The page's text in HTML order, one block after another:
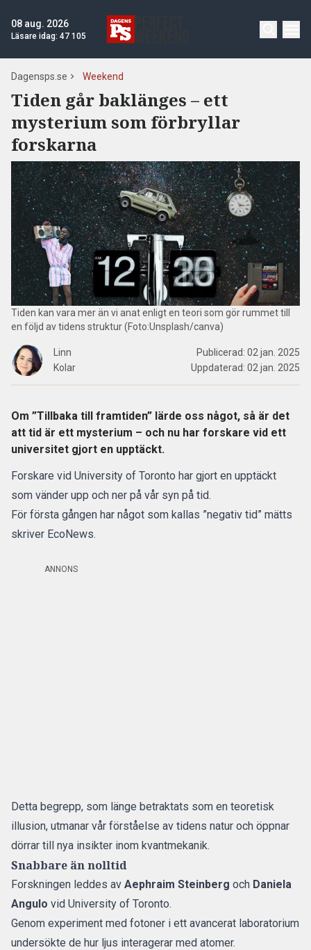
08 aug. 2026
Läsare idag: 47 105
Dagensps.se Weekend
Tiden går baklänges – ett
mysterium som förbryllar
forskarna
Tiden kan vara mer än vi anat enligt en teori som gör rummet till
en följd av tidens struktur (Foto:Unsplash/canva)
Linn
Kolar
Publicerad: 02 jan. 2025
Uppdaterad: 02 jan. 2025
Om ”Tillbaka till framtiden” lärde oss något, så är det
att tid är ett mysterium – och nu har forskare vid ett
universitet gjort en upptäckt.
Forskare vid University of Toronto har gjort en upptäckt
som vänder upp och ner på vår syn på tid.
För första gången har något som kallas ”negativ tid” mätts
skriver EcoNews.
ANNONS
Detta begrepp, som länge betraktats som en teoretisk
illusion, utmanar vår förståelse av tidens natur och öppnar
dörrar till nya insikter inom kvantmekanik.
Snabbare än nolltid
Forskningen leddes av Aephraim Steinberg och Daniela
Angulo vid University of Toronto.
Genom experiment med fotoner i ett avancerat laboratorium
undersökte de hur ljus interagerar med atomer.